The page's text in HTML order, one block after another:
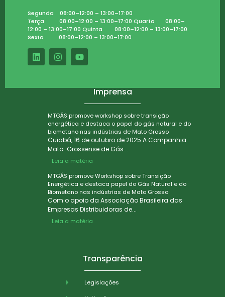
Segunda 08:00–12:00 – 13:00–17:00
Terça 08:00–12:00 – 13:00–17:00 Quarta 08:00–
12:00 – 13:00–17:00 Quinta 08:00–12:00 – 13:00–17:00
Sexta 08:00–12:00 – 13:00–17:00
Imprensa
MTGÁS promove workshop sobre transição
energética e destaca o papel do gás natural e do
biometano nas indústrias de Mato Grosso
Cuiabá, 16 de outubro de 2025 A Companhia
Mato-Grossense de Gás...
Leia a matéria
MTGÁS promove Workshop sobre Transição
Energética e destaca papel do Gás Natural e do
Biometano nas indústrias de Mato Grosso
Com o apoio da Associação Brasileira das
Empresas Distribuidoras de...
Leia a matéria
Transparência
Legislações